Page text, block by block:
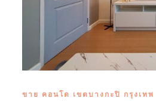
ขาย คอนโด เขตบางกะปิ กรุงเทพ